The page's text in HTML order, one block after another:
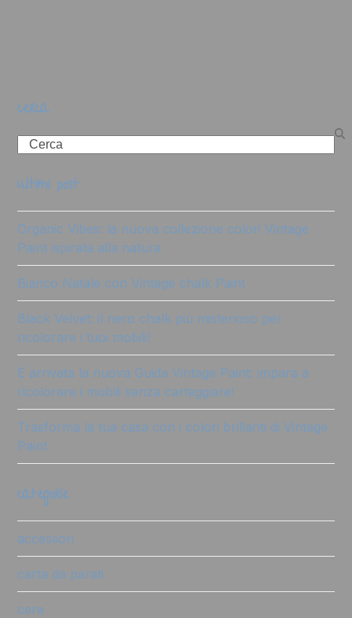
cerca
Search
ultimi post
Organic Vibes: la nuova collezione colori Vintage
Paint ispirata alla natura
Bianco Natale con Vintage chalk Paint
Black Velvet: il nero chalk più misterioso per
ricolorare i tuoi mobili!
È arrivata la nuova Guida Vintage Paint: impara a
ricolorare i mobili senza carteggiare!
Trasforma la tua casa con i colori brillanti di Vintage
Paint
categorie
accessori
carta da parati
cere